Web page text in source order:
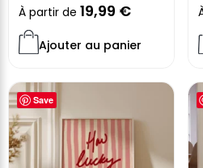
À partir de 19,99 €
Ajouter au panier
Save